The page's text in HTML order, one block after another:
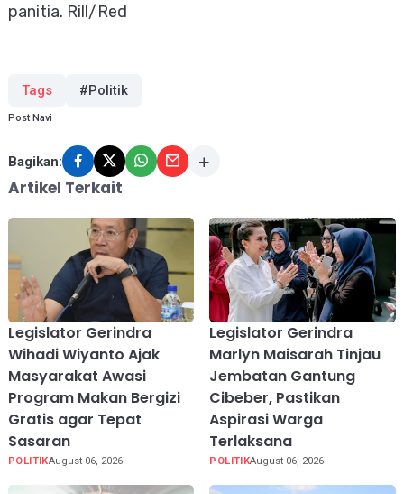
panitia. Rill/Red
Tags #Politik
Post Navi
Bagikan:
Artikel Terkait
Legislator Gerindra
Wihadi Wiyanto Ajak
Masyarakat Awasi
Program Makan Bergizi
Gratis agar Tepat
Sasaran
POLITIKAugust 06, 2026
Legislator Gerindra
Marlyn Maisarah Tinjau
Jembatan Gantung
Cibeber, Pastikan
Aspirasi Warga
Terlaksana
POLITIKAugust 06, 2026